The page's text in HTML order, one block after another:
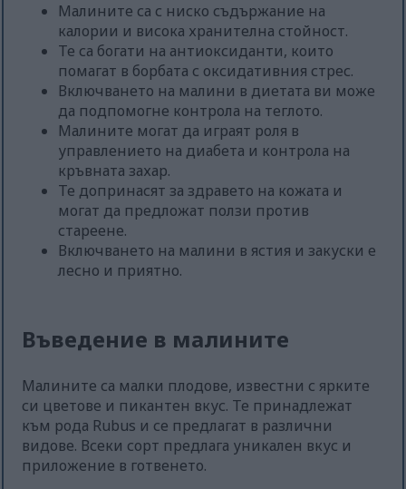
Малините са с ниско съдържание на
калории и висока хранителна стойност.
Те са богати на антиоксиданти, които
помагат в борбата с оксидативния стрес.
Включването на малини в диетата ви може
да подпомогне контрола на теглото.
Малините могат да играят роля в
управлението на диабета и контрола на
кръвната захар.
Те допринасят за здравето на кожата и
могат да предложат ползи против
стареене.
Включването на малини в ястия и закуски е
лесно и приятно.
Въведение в малините
Малините са малки плодове, известни с ярките
си цветове и пикантен вкус. Те принадлежат
към рода Rubus и се предлагат в различни
видове. Всеки сорт предлага уникален вкус и
приложение в готвенето.